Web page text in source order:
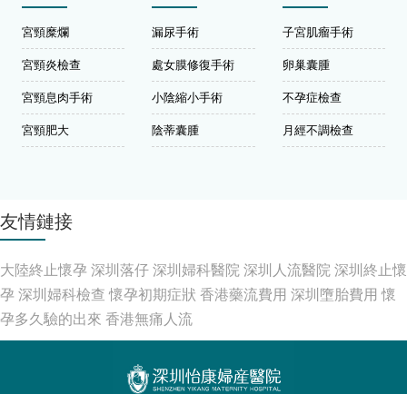
宮頸糜爛
宮頸炎檢查
宮頸息肉手術
宮頸肥大
漏尿手術
處女膜修復手術
小陰縮小手術
陰蒂囊腫
子宮肌瘤手術
卵巢囊腫
不孕症檢查
月經不調檢查
友情鏈接
大陸終止懷孕 深圳落仔深圳婦科醫院深圳人流醫院深圳終止懷
孕 深圳婦科檢查 懷孕初期症狀 香港藥流費用 深圳墮胎費用 懷
孕多久驗的出來 香港無痛人流